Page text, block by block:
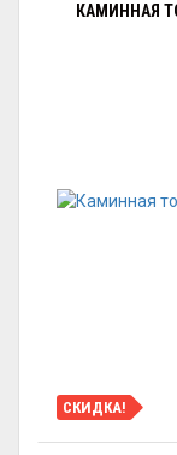
КАМИННАЯ
СКИДКА!